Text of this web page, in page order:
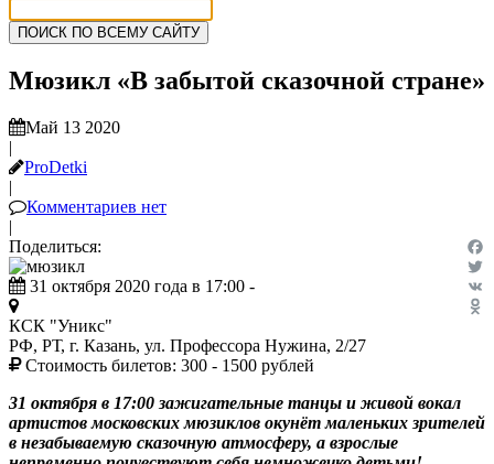
Мюзикл «В забытой сказочной стране»
Май 13 2020
|
ProDetki
|
Комментариев нет
|
Поделиться:
VK
31 октября 2020 года в 17:00 -
КСК "Уникс"
РФ, РТ, г. Казань, ул. Профессора Нужина, 2/27
Стоимость билетов: 300 - 1500 рублей
31 октября в 17:00 зажигательные танцы и живой вокал
артистов московских мюзиклов окунёт маленьких зрителей
в незабываемую сказочную атмосферу, а взрослые